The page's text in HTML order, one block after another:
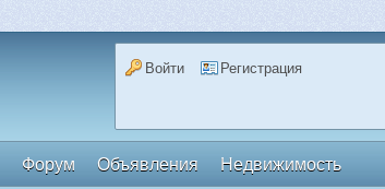
Войти Регистрация
Форум Объявления Недвижимость